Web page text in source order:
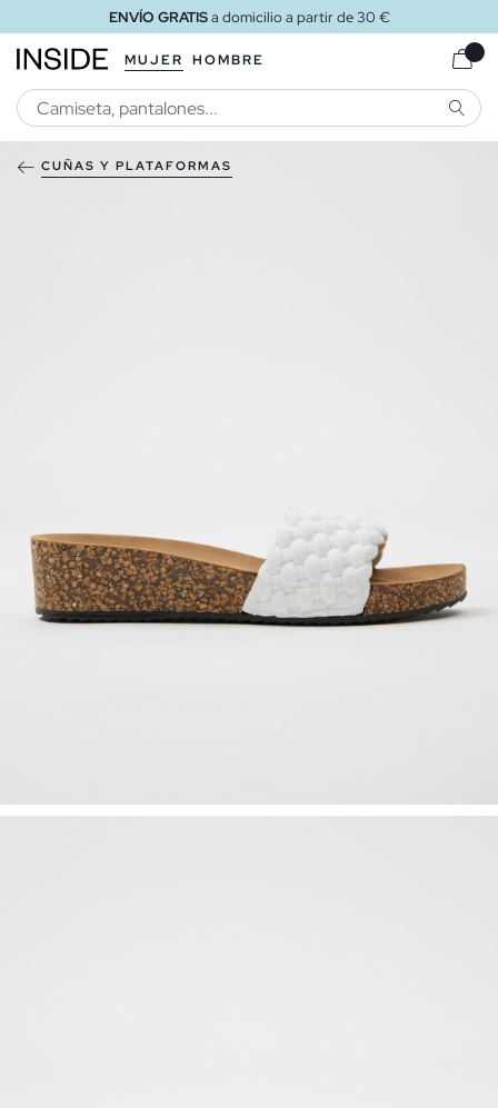
ENVÍO GRATISa domicilio a partir de 30 €
MUJER HOMBRE
CUÑAS Y PLATAFORMAS